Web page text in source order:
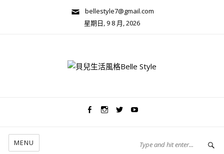
bellestyle7@gmail.com
星期日, 9 8 月, 2026
MENU